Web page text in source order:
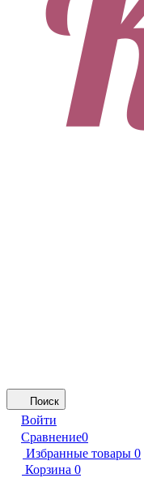
Поиск
Войти
Сравнение0
Избранные товары 0
Корзина 0